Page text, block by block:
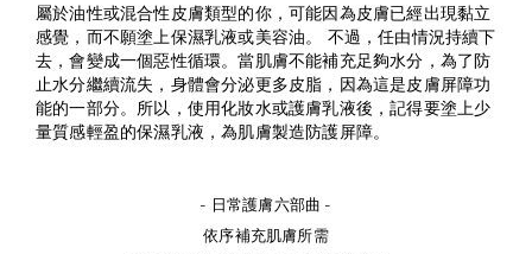
屬於油性或混合性皮膚類型的你，可能因為皮膚已經出現黏立
感覺，而不願塗上保濕乳液或美容油。 不過，任由情況持續下
去，會變成一個惡性循環。當肌膚不能補充足夠水分，為了防
止水分繼續流失，身體會分泌更多皮脂，因為這是皮膚屏障功
能的一部分。所以，使用化妝水或護膚乳液後，記得要塗上少
量質感輕盈的保濕乳液，為肌膚製造防護屏障。
- 日常護膚六部曲 -
依序補充肌膚所需